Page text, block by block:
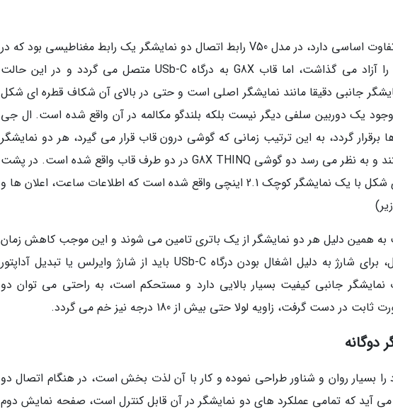
نمایشگر جانبی G8X با مدل V50 یک تفاوت اساسی دارد، در مدل V50 رابط اتصال دو نمایشگر یک رابط مغناطیسی بود که در
هنگام ارتباط، اتصال به درگاه USb-C را آزاد می گذاشت، اما قاب G8X به درگاه USb-C متصل می گردد و در این حالت
جانبی دقیقا مانند نمایشگر اصلی است و حتی در بالای آن شکاف قطره ای شکل
یک دوربین سلفی دیگر نیست بلکه بلندگو مکالمه در آن واقع شده است. ال جی
برقرار گردد، به این ترتیب زمانی که گوشی درون قاب قرار می گیرد، هر دو نمایشگر
اصلی و جانبی دقیقا به یک شکل هستند و به نظر می رسد دو گوشی G8X THINQ در دو طرف قاب واقع شده است. در پشت
نمایشگر قاب یک صفحه شفاف آینه ای شکل با یک نمایشگر کوچک 2.1 اینچی واقع شده است که اطلاعات ساعت، اعلان ها و
همین دلیل هر دو نمایشگر از یک باتری تامین می شوند و این موجب کاهش زمان
عمر باتری خواهد شد. در حالت اتصال، برای شارژ به دلیل اشغال بودن درگاه USb-C باید از شارژ وایرلس یا تبدیل آداپتور
نمایشگر جانبی کیفیت بسیار بالایی دارد و مستحکم است، به راحتی می توان دو
گرفت، زاویه لولا حتی بیش از 180 درجه نیز خم می گردد.
دوگانه
بسیار روان و شناور طراحی نموده و کار با آن لذت بخش است، در هنگام اتصال دو
آید که تمامی عملکرد های دو نمایشگر در آن قابل کنترل است، صفحه نمایش دوم